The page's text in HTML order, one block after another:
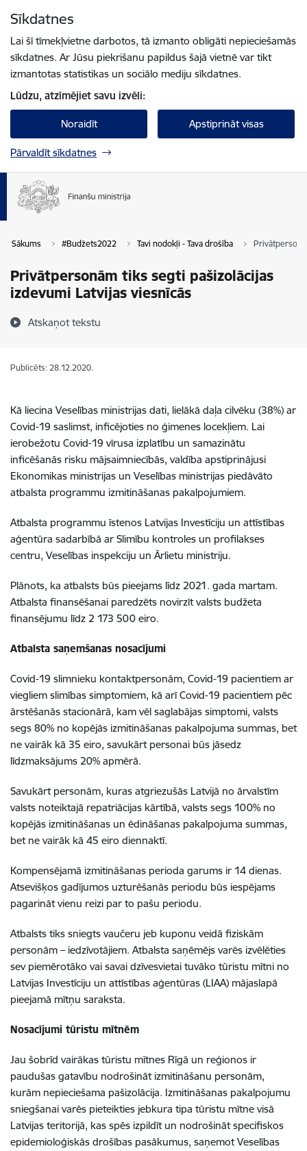
Sīkdatnes
Lai šī tīmekļvietne darbotos, tā izmanto obligāti nepieciešamās
sīkdatnes. Ar Jūsu piekrišanu papildus šajā vietnē var tikt
izmantotas statistikas un sociālo mediju sīkdatnes.
Lūdzu, atzīmējiet savu izvēli:
Noraidīt Apstiprināt visas
Pārvaldīt sīkdatnes
Sākums #Budžets2022 Tavi nodokļi - Tava drošība
Privātpersonām tiks segti pašizolācijas
izdevumi Latvijas viesnīcās
Atskaņot tekstu
Publicēts: 28.12.2020.
Kā liecina Veselības ministrijas dati, lielākā daļa cilvēku (38%) ar
Covid-19 saslimst, inficējoties no ģimenes locekļiem. Lai
ierobežotu Covid-19 vīrusa izplatību un samazinātu
inficēšanās risku mājsaimniecībās, valdība apstiprinājusi
Ekonomikas ministrijas un Veselības ministrijas piedāvāto
atbalsta programmu izmitināšanas pakalpojumiem.
Atbalsta programmu īstenos Latvijas Investīciju un attīstības
aģentūra sadarbībā ar Slimību kontroles un profilakses
centru, Veselības inspekciju un Ārlietu ministriju.
Plānots, ka atbalsts būs pieejams līdz 2021. gada martam.
Atbalsta finansēšanai paredzēts novirzīt valsts budžeta
finansējumu līdz 2 173 500 eiro.
Atbalsta saņemšanas nosacījumi
Covid-19 slimnieku kontaktpersonām, Covid-19 pacientiem ar
viegliem slimības simptomiem, kā arī Covid-19 pacientiem pēc
ārstēšanās stacionārā, kam vēl saglabājas simptomi, valsts
segs 80% no kopējās izmitināšanas pakalpojuma summas, bet
ne vairāk kā 35 eiro, savukārt personai būs jāsedz
līdzmaksājums 20% apmērā.
Savukārt personām, kuras atgriezušās Latvijā no ārvalstīm
valsts noteiktajā repatriācijas kārtībā, valsts segs 100% no
kopējās izmitināšanas un ēdināšanas pakalpojuma summas,
bet ne vairāk kā 45 eiro diennaktī.
Kompensējamā izmitināšanas perioda garums ir 14 dienas.
Atsevišķos gadījumos uzturēšanās periodu būs iespējams
pagarināt vienu reizi par to pašu periodu.
Atbalsts tiks sniegts vaučeru jeb kuponu veidā fiziskām
personām – iedzīvotājiem. Atbalsta saņēmējs varēs izvēlēties
sev piemērotāko vai savai dzīvesvietai tuvāko tūristu mītni no
Latvijas Investīciju un attīstības aģentūras (LIAA) mājaslapā
pieejamā mītņu saraksta.
Nosacījumi tūristu mītnēm
Jau šobrīd vairākas tūristu mītnes Rīgā un reģionos ir
paudušas gatavību nodrošināt izmitināšanu personām,
kurām nepieciešama pašizolācija. Izmitināšanas pakalpojumu
sniegšanai varēs pieteikties jebkura tipa tūristu mītne visā
Latvijas teritorijā, kas spēs izpildīt un nodrošināt specifiskos
epidemioloģiskās drošības pasākumus, saņemot Veselības